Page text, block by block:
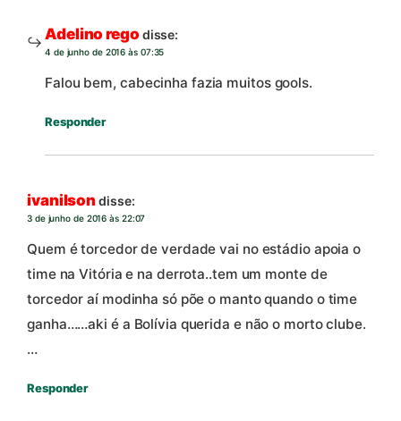
Adelino rego disse:
4 de junho de 2016 às 07:35
Falou bem, cabecinha fazia muitos gools.
Responder
ivanilsondisse:
3 de junho de 2016 às 22:07
Quem é torcedor de verdade vai no estádio apoia o
time na Vitória e na derrota..tem um monte de
torcedor aí modinha só põe o manto quando o time
ganha……aki é a Bolívia querida e não o morto clube.
…
Responder